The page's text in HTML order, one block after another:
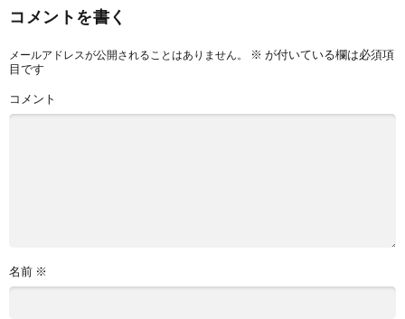
コメントを書く
メールアドレスが公開されることはありません。 ※ が付いている欄は必須項
目です
コメント
名前 ※